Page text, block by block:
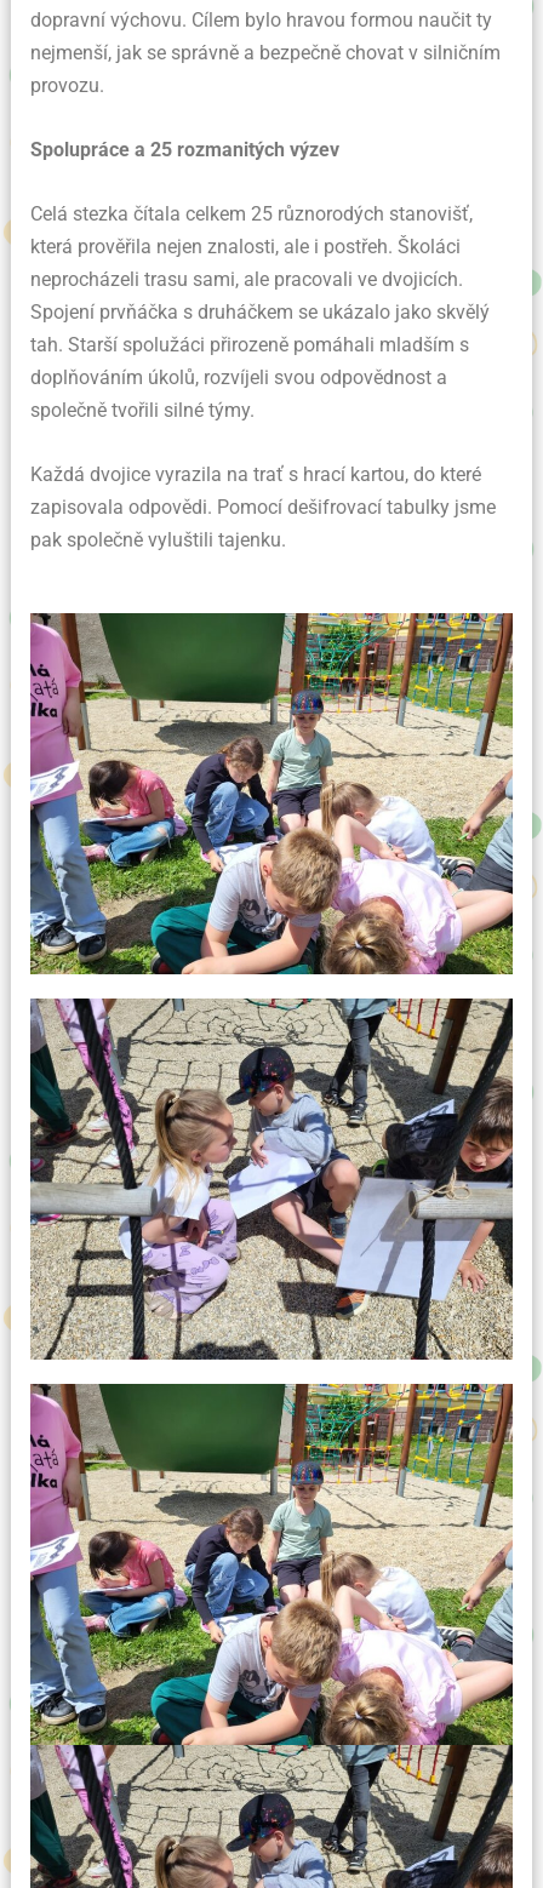
dopravní výchovu. Cílem bylo hravou formou naučit ty
nejmenší, jak se správně a bezpečně chovat v silničním
provozu.
Spolupráce a 25 rozmanitých výzev
Celá stezka čítala celkem 25 různorodých stanovišť,
která prověřila nejen znalosti, ale i postřeh. Školáci
neprocházeli trasu sami, ale pracovali ve dvojicích.
Spojení prvňáčka s druháčkem se ukázalo jako skvělý
tah. Starší spolužáci přirozeně pomáhali mladším s
doplňováním úkolů, rozvíjeli svou odpovědnost a
společně tvořili silné týmy.
Každá dvojice vyrazila na trať s hrací kartou, do které
zapisovala odpovědi. Pomocí dešifrovací tabulky jsme
pak společně vyluštili tajenku.